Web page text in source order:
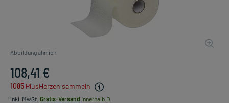
Abbildung ähnlich
108,41 €
1085 PlusHerzen sammeln
inkl. MwSt. Gratis-Versand innerhalb D.